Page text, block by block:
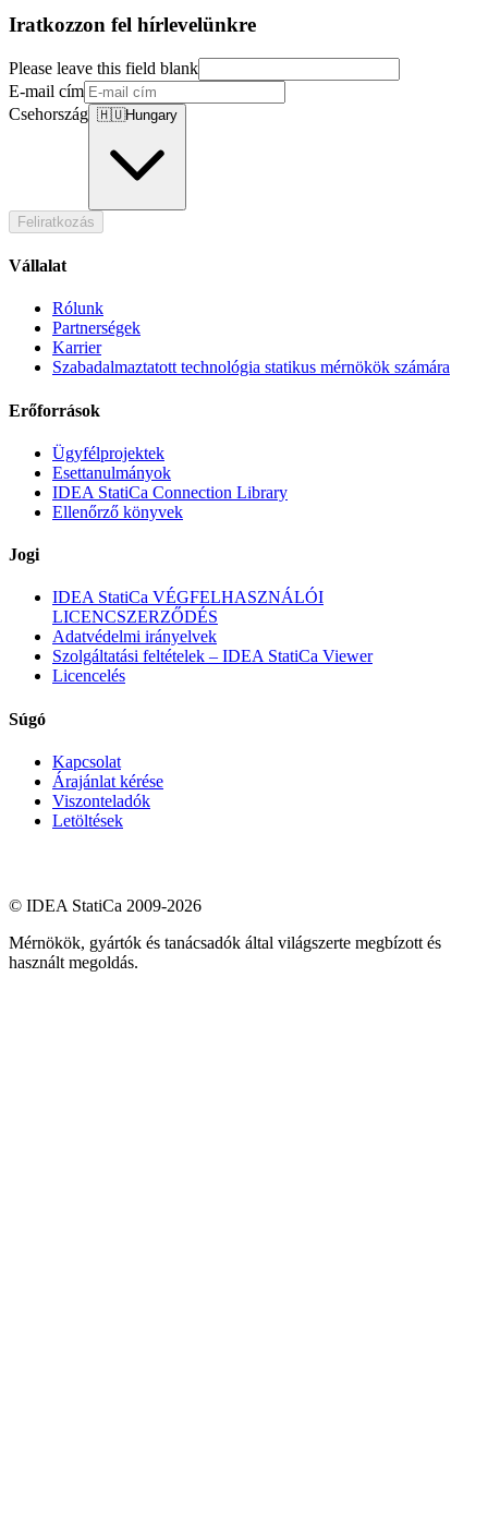
Iratkozzon fel hírlevelünkre
Please leave this field blank
E-mail cím
Csehország 🇭🇺Hungary
Feliratkozás
Vállalat
Rólunk
Partnerségek
Karrier
Szabadalmaztatott technológia statikus mérnökök számára
Erőforrások
Ügyfélprojektek
Esettanulmányok
IDEA StatiCa Connection Library
Ellenőrző könyvek
Jogi
IDEA StatiCa VÉGFELHASZNÁLÓI
LICENCSZERZŐDÉS
Adatvédelmi irányelvek
Szolgáltatási feltételek – IDEA StatiCa Viewer
Licencelés
Súgó
Kapcsolat
Árajánlat kérése
Viszonteladók
Letöltések
© IDEA StatiCa 2009-2026
Mérnökök, gyártók és tanácsadók által világszerte megbízott és
használt megoldás.